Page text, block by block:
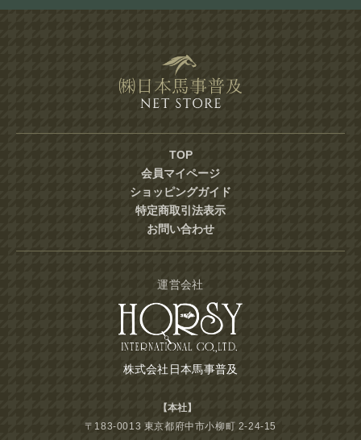
TOP
会員マイページ
ショッピングガイド
特定商取引法表示
お問い合わせ
運営会社
株式会社日本馬事普及
【本社】
〒183-0013 東京都府中市小柳町 2-24-15